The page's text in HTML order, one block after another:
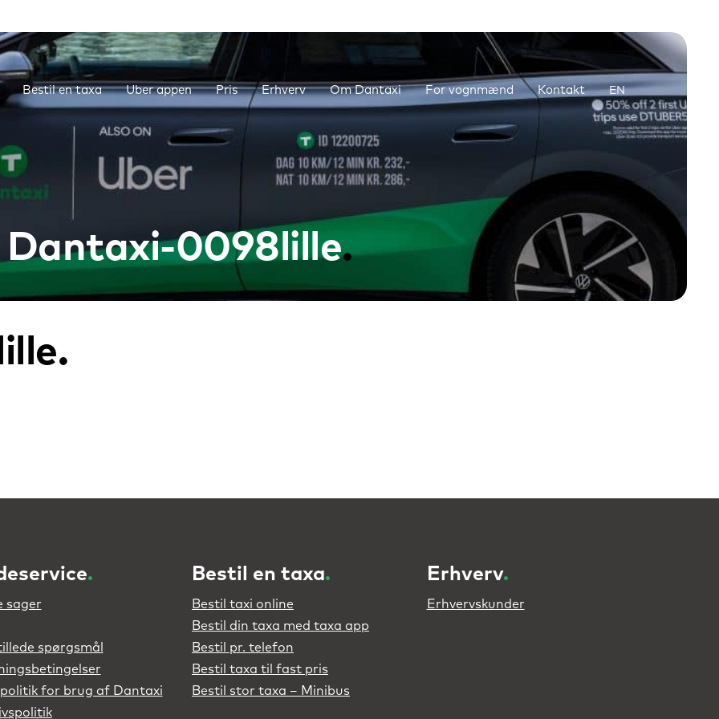
Bestil en taxa Uber appen Pris Erhverv Om Dantaxi For vognmænd Kontakt EN
Dantaxi-0098lille
.
sager
spørgsmål
for brug af Dantaxi
Bestil en taxa.
Bestil taxi online
Bestil din taxa med taxa app
Bestil pr. telefon
Bestil taxa til fast pris
Bestil stor taxa – Minibus
Erhverv.
Erhvervskunder